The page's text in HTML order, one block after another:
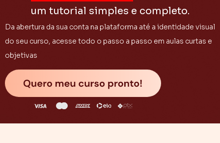
um tutorial simples e completo.
Da abertura da sua conta na plataforma até a identidade visual
do seu curso, acesse todo o passo a passo em aulas curtas e
objetivas